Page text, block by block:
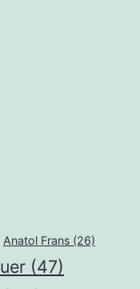
Anatol Frans (26)
(47)